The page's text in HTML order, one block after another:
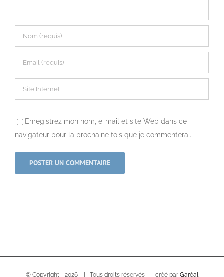
Enregistrez mon nom, e-mail et site Web dans ce
navigateur pour la prochaine fois que je commenterai.
© Copyright - 2026 | Tous droits réservés | créé par Garéal